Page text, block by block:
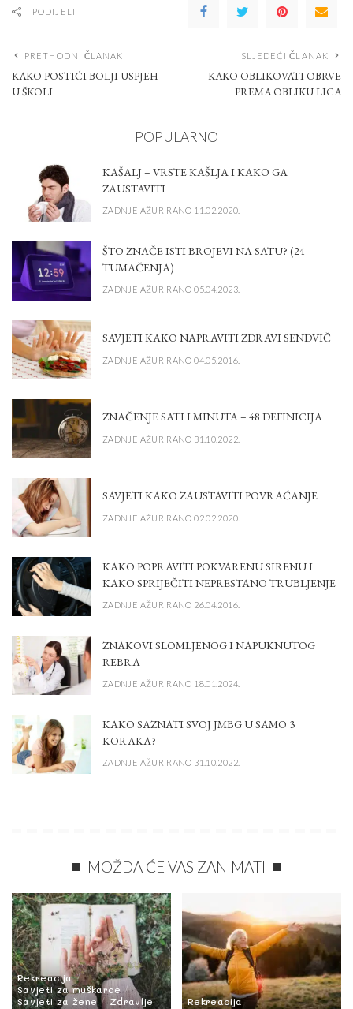
PODIJELI
PRETHODNI ČLANAK
KAKO POSTIĆI BOLJI USPJEH
U ŠKOLI
SLJEDEĆI ČLANAK
KAKO OBLIKOVATI OBRVE
PREMA OBLIKU LICA
POPULARNO
KAŠALJ – VRSTE KAŠLJA I KAKO GA
ZAUSTAVITI
ZADNJE AŽURIRANO 11.02.2020.
ŠTO ZNAČE ISTI BROJEVI NA SATU? (24
TUMAČENJA)
ZADNJE AŽURIRANO 05.04.2023.
SAVJETI KAKO NAPRAVITI ZDRAVI SENDVIČ
ZADNJE AŽURIRANO 04.05.2016.
ZNAČENJE SATI I MINUTA – 48 DEFINICIJA
ZADNJE AŽURIRANO 31.10.2022.
SAVJETI KAKO ZAUSTAVITI POVRAĆANJE
ZADNJE AŽURIRANO 02.02.2020.
KAKO POPRAVITI POKVARENU SIRENU I
KAKO SPRIJEČITI NEPRESTANO TRUBLJENJE
ZADNJE AŽURIRANO 26.04.2016.
ZNAKOVI SLOMLJENOG I NAPUKNUTOG
REBRA
ZADNJE AŽURIRANO 18.01.2024.
KAKO SAZNATI SVOJ JMBG U SAMO 3
KORAKA?
ZADNJE AŽURIRANO 31.10.2022.
MOŽDA ĆE VAS ZANIMATI
Rekreacija
Savjeti za muškarce
Savjeti za žene
Zdravlje Rekreacija